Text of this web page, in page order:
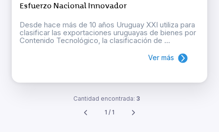
Esfuerzo Nacional Innovador
Desde hace más de 10 años Uruguay XXI utiliza para
clasificar las exportaciones uruguayas de bienes por
Contenido Tecnológico, la clasificación de ...
Ver más
Cantidad encontrada: 3
1 / 1